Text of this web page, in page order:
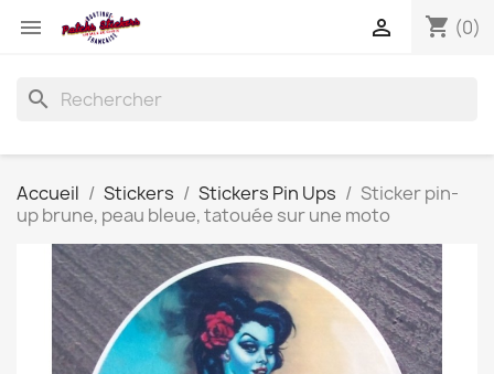
 shopping_cart (0)

search
Accueil Stickers Stickers Pin Ups
Sticker pin-
up brune, peau bleue, tatouée sur une moto